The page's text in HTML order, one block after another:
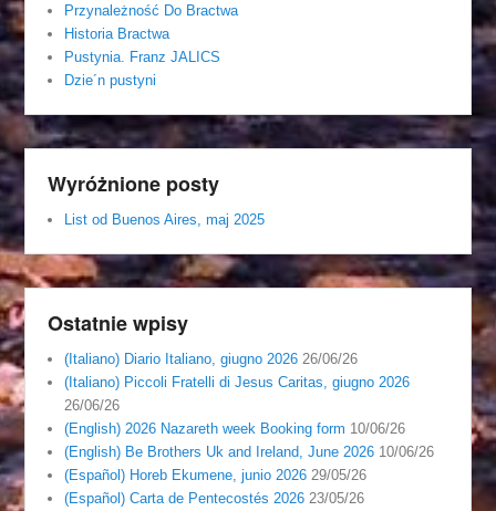
Przynależność Do Bractwa
Historia Bractwa
Pustynia. Franz JALICS
Dzie´n pustyni
Wyróżnione posty
List od Buenos Aires, maj 2025
Ostatnie wpisy
(Italiano) Diario Italiano, giugno 2026 26/06/26
(Italiano) Piccoli Fratelli di Jesus Caritas, giugno 2026
26/06/26
(English) 2026 Nazareth week Booking form 10/06/26
(English) Be Brothers Uk and Ireland, June 2026 10/06/26
(Español) Horeb Ekumene, junio 2026 29/05/26
(Español) Carta de Pentecostés 2026 23/05/26